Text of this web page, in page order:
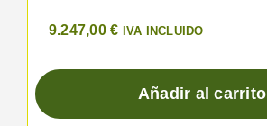
9.247,00€ IVA INCLUIDO
Añadir al carrito